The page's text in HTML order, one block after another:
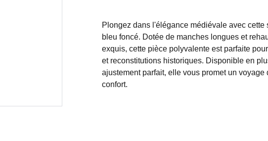
Plongez dans l'élégance médiévale avec cette
bleu foncé. Dotée de manches longues et
exquis, cette pièce polyvalente est parfaite
et reconstitutions historiques. Disponible en
ajustement parfait, elle vous promet un voyage
confort.